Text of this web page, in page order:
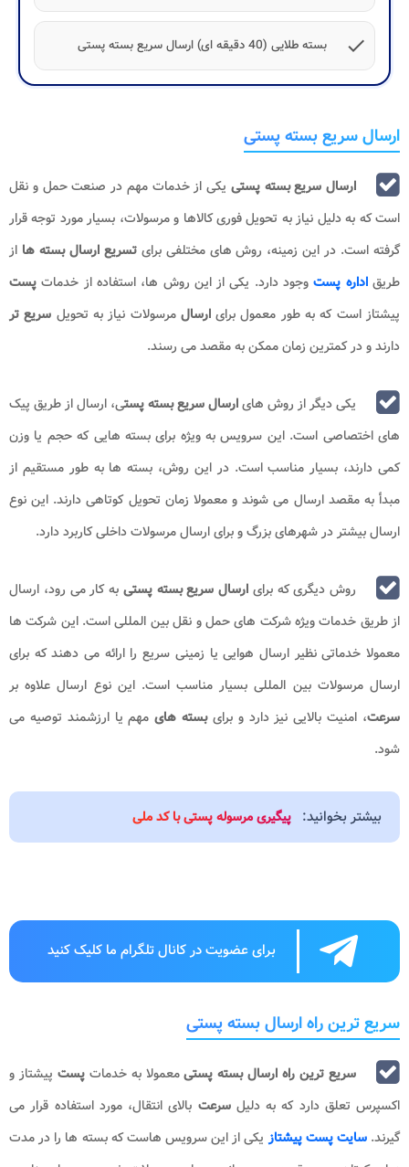
check بسته طلایی (40 دقیقه ای) ارسال سریع بسته پستی
ارسال سریع بسته پستی
ارسال سریع بسته پستی یکی از خدمات مهم در صنعت حمل و نقل
است که به دلیل نیاز به تحویل فوری کالاها و مرسولات، بسیار مورد توجه قرار
گرفته است. در این زمینه، روش های مختلفی برایتسریع ارسال بسته ها از
طریقاداره پستوجود دارد. یکی از این روش ها، استفاده از خدمات پست
پیشتاز است که به طور معمول برایارسالمرسولات نیاز به تحویل سریع تر
دارند و در کمترین زمان ممکن به مقصد می رسند.
یکی دیگر از روش هایارسال سریع بسته پستی، ارسال از طریق پیک
های اختصاصی است. این سرویس به ویژه برای بسته هایی که حجم یا وزن
کمی دارند، بسیار مناسب است. در این روش، بسته ها به طور مستقیم از
مبدأ به مقصد ارسال می شوند و معمولا زمان تحویل کوتاهی دارند. این نوع
ارسال بیشتر در شهرهای بزرگ و برای ارسال مرسولات داخلی کاربرد دارد.
روش دیگری که برای ارسال سریع بسته پستی به کار می رود، ارسال
از طریق خدمات ویژه شرکت های حمل و نقل بین المللی است. این شرکت ها
معمولا خدماتی نظیر ارسال هوایی یا زمینی سریع را ارائه می دهند که برای
ارسال مرسولات بین المللی بسیار مناسب است. این نوع ارسال علاوه بر
سرعت، امنیت بالایی نیز دارد و برایبسته های مهم یا ارزشمند توصیه می
شود.
بیشتر بخوانید: پیگیری مرسوله پستی با کد ملی
برای عضویت در کانال تلگرام ما کلیک کنید
سریع ترین راه ارسال بسته پستی
سریع ترین راه ارسال بسته پستیمعمولا به خدماتپست پیشتاز و
اکسپرس تعلق دارد که به دلیلسرعت بالای انتقال، مورد استفاده قرار می
گیرند.سایت پست پیشتازیکی از این سرویس هاست که بسته ها را در مدت